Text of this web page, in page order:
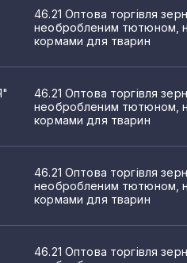
46.21 Оптова торгівля
необробленим тютюном,
кормами для тварин
46.21 Оптова торгівля
необробленим тютюном,
кормами для тварин
46.21 Оптова торгівля
необробленим тютюном,
кормами для тварин
46.21 Оптова торгівля